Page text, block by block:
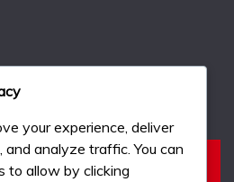
your experience, deliver
analyze traffic. You can
to allow by clicking